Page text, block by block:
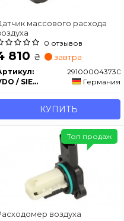
массового расхода
0 отзывов
810 ₴ завтра
VDO / SIEMENS
Германия
КУПИТЬ
воздуха
Топ продаж